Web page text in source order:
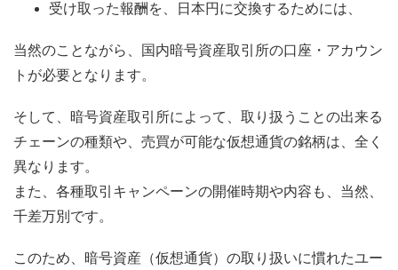
受け取った報酬を、日本円に交換するためには、
当然のことながら、国内暗号資産取引所の口座・アカウン
トが必要となります。
そして、暗号資産取引所によって、取り扱うことの出来る
チェーンの種類や、売買が可能な仮想通貨の銘柄は、全く
異なります。
また、各種取引キャンペーンの開催時期や内容も、当然、
千差万別です。
このため、暗号資産（仮想通貨）の取り扱いに慣れたユー